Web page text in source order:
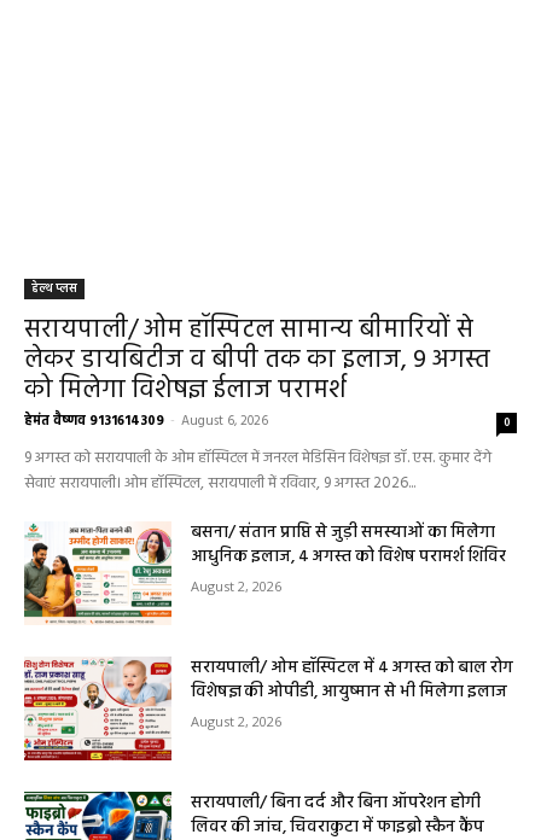
हेल्थ प्लस
सरायपाली/ ओम हॉस्पिटल सामान्य बीमारियों से
लेकर डायबिटीज व बीपी तक का इलाज, 9 अगस्त
को मिलेगा विशेषज्ञ ईलाज परामर्श
हेमंत वैष्णव 9131614309 - August 6, 2026 0
9 अगस्त को सरायपाली के ओम हॉस्पिटल में जनरल मेडिसिन विशेषज्ञ डॉ. एस. कुमार देंगे
सेवाएं सरायपाली। ओम हॉस्पिटल, सरायपाली में रविवार, 9 अगस्त 2026...
बसना/ संतान प्राप्ति से जुड़ी समस्याओं का मिलेगा
आधुनिक इलाज, 4 अगस्त को विशेष परामर्श शिविर
August 2, 2026
सरायपाली/ ओम हॉस्पिटल में 4 अगस्त को बाल रोग
विशेषज्ञ की ओपीडी, आयुष्मान से भी मिलेगा इलाज
August 2, 2026
सरायपाली/ बिना दर्द और बिना ऑपरेशन होगी
लिवर की जांच, चिवराकुटा में फाइब्रो स्कैन कैंप